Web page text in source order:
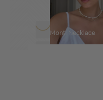
Monti Necklace